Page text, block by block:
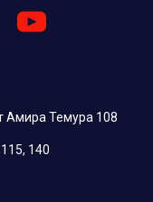
Амира Темура 108
140